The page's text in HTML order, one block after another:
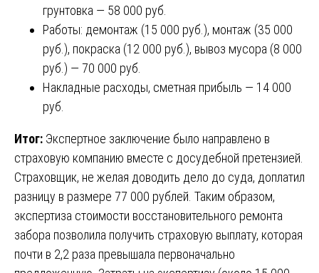
грунтовка — 58 000 руб.
Работы: демонтаж (15 000 руб.), монтаж (35 000
руб.), покраска (12 000 руб.), вывоз мусора (8 000
руб.) — 70 000 руб.
Накладные расходы, сметная прибыль — 14 000
руб.
Итог: Экспертное заключение было направлено в
страховую компанию вместе с досудебной претензией.
Страховщик, не желая доводить дело до суда, доплатил
разницу в размере 77 000 рублей. Таким образом,
экспертиза стоимости восстановительного ремонта
забора позволила получить страховую выплату, которая
почти в 2,2 раза превышала первоначально